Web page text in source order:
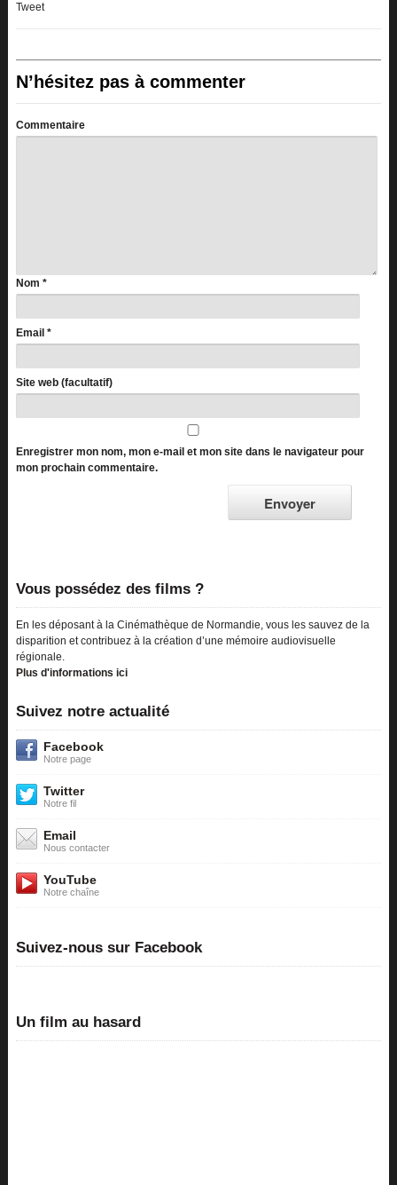
Tweet
N’hésitez pas à commenter
Commentaire
Nom *
Email *
Site web (facultatif)
Enregistrer mon nom, mon e-mail et mon site dans le navigateur pour
mon prochain commentaire.
Vous possédez des films ?
En les déposant à la Cinémathèque de Normandie, vous les sauvez de la
disparition et contribuez à la création d’une mémoire audiovisuelle
régionale.
Plus d'informations ici
Suivez notre actualité
Facebook
Notre page
Twitter
Notre fil
Email
Nous contacter
YouTube
Notre chaîne
Suivez-nous sur Facebook
Un film au hasard